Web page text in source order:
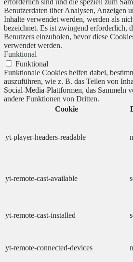
Benutzerdaten über Analysen, Anzeigen
Inhalte verwendet werden, werden als
bezeichnet. Es ist zwingend erforderlich,
Benutzers einzuholen, bevor diese
verwendet werden.
Funktional
Funktional
Funktionale Cookies helfen dabei,
auszuführen, wie z. B. das Teilen von
Social-Media-Plattformen, das Sammeln
andere Funktionen von Dritten.
Cookie
yt-player-headers-readable
yt-remote-cast-available
yt-remote-cast-installed
yt-remote-connected-devices